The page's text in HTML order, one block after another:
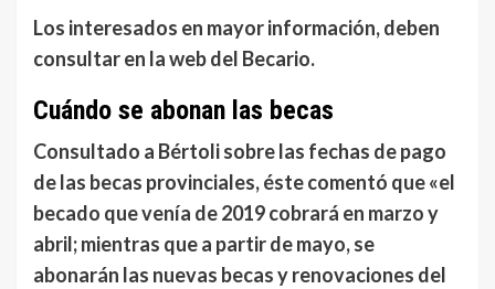
Los interesados en mayor información, deben
consultar en la web del Becario.
Cuándo se abonan las becas
Consultado a Bértoli sobre las fechas de pago
de las becas provinciales, éste comentó que «el
becado que venía de 2019 cobrará en marzo y
abril; mientras que a partir de mayo, se
abonarán las nuevas becas y renovaciones del